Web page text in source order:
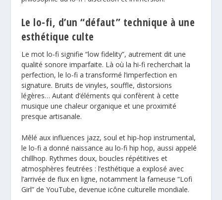
Le lo-fi, d’un “défaut” technique à une
esthétique culte
Le mot lo-fi signifie “low fidelity”, autrement dit une
qualité sonore imparfaite. Là où la hi-fi recherchait la
perfection, le lo-fi a transformé l’imperfection en
signature. Bruits de vinyles, souffle, distorsions
légères… Autant d’éléments qui confèrent à cette
musique une chaleur organique et une proximité
presque artisanale.
Mêlé aux influences jazz, soul et hip-hop instrumental,
le lo-fi a donné naissance au lo-fi hip hop, aussi appelé
chillhop. Rythmes doux, boucles répétitives et
atmosphères feutrées : l’esthétique a explosé avec
l’arrivée de flux en ligne, notamment la fameuse “Lofi
Girl” de YouTube, devenue icône culturelle mondiale.